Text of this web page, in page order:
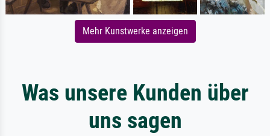
Mehr Kunstwerke anzeigen
Was unsere Kunden über
uns sagen